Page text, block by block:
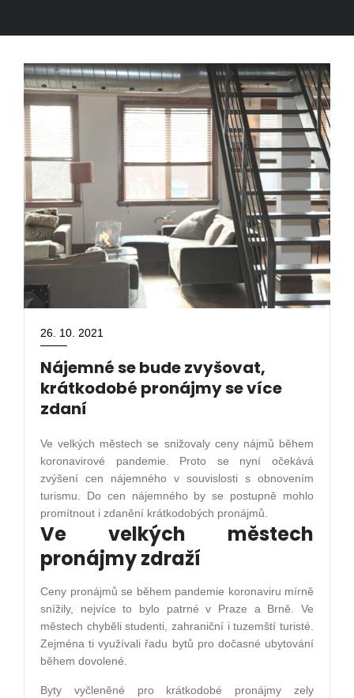
26. 10. 2021
Nájemné se bude zvyšovat,
krátkodobé pronájmy se více
zdaní
Ve velkých městech se snižovaly ceny nájmů během
koronavirové pandemie. Proto se nyní očekává
zvýšení cen nájemného v souvislosti s obnovením
turismu. Do cen nájemného by se postupně mohlo
promítnout i zdanění krátkodobých pronájmů.
Ve velkých městech
pronájmy zdraží
Ceny pronájmů se během pandemie koronaviru mírně
snížily, nejvíce to bylo patrné v Praze a Brně. Ve
městech chyběli studenti, zahraniční i tuzemští turisté.
Zejména ti využívali řadu bytů pro dočasné ubytování
během dovolené.
Byty vyčleněné pro krátkodobé pronájmy zely